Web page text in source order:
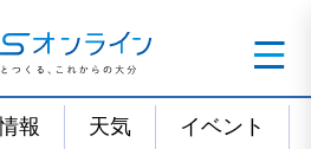
報 天気 イベント